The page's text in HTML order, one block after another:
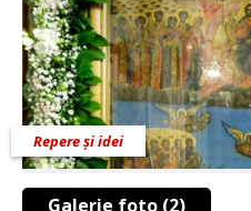
Galerie foto (2)
Repere și idei